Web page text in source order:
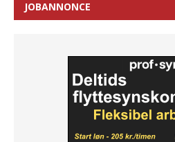
JOBANNONCE